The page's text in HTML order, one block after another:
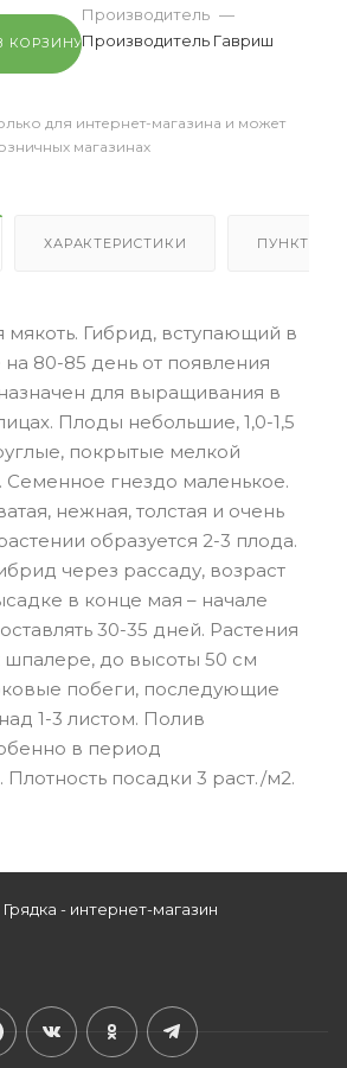
КОРЗИНУ
Производитель —
Производитель Гавриш
для интернет-магазина и может
магазинах
ХАРАКТЕРИСТИКИ ПУНКТЫ
мякоть. Гибрид, вступающий в
80-85 день от появления
для выращивания в
Плоды небольшие, 1,0-1,5
покрытые мелкой
Семенное гнездо маленькое.
нежная, толстая и очень
образуется 2-3 плода.
через рассаду, возраст
в конце мая – начале
30-35 дней. Растения
шпалере, до высоты 50 см
побеги, последующие
1-3 листом. Полив
в период
посадки 3 раст./м2.
- интернет-магазин